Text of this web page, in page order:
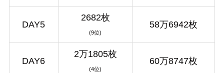
DAY5
2682枚
(9位)
58万6942枚
DAY6
2万1805枚
(4位)
60万8747枚